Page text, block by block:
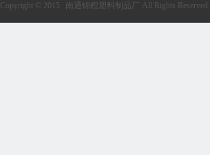
Copyright © 2015 南通锦程塑料制品厂 All Rights Reserved.